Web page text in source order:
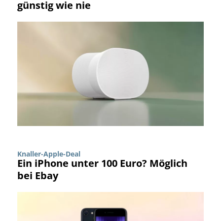
günstig wie nie
Knaller-Apple-Deal
Ein iPhone unter 100 Euro? Möglich
bei Ebay